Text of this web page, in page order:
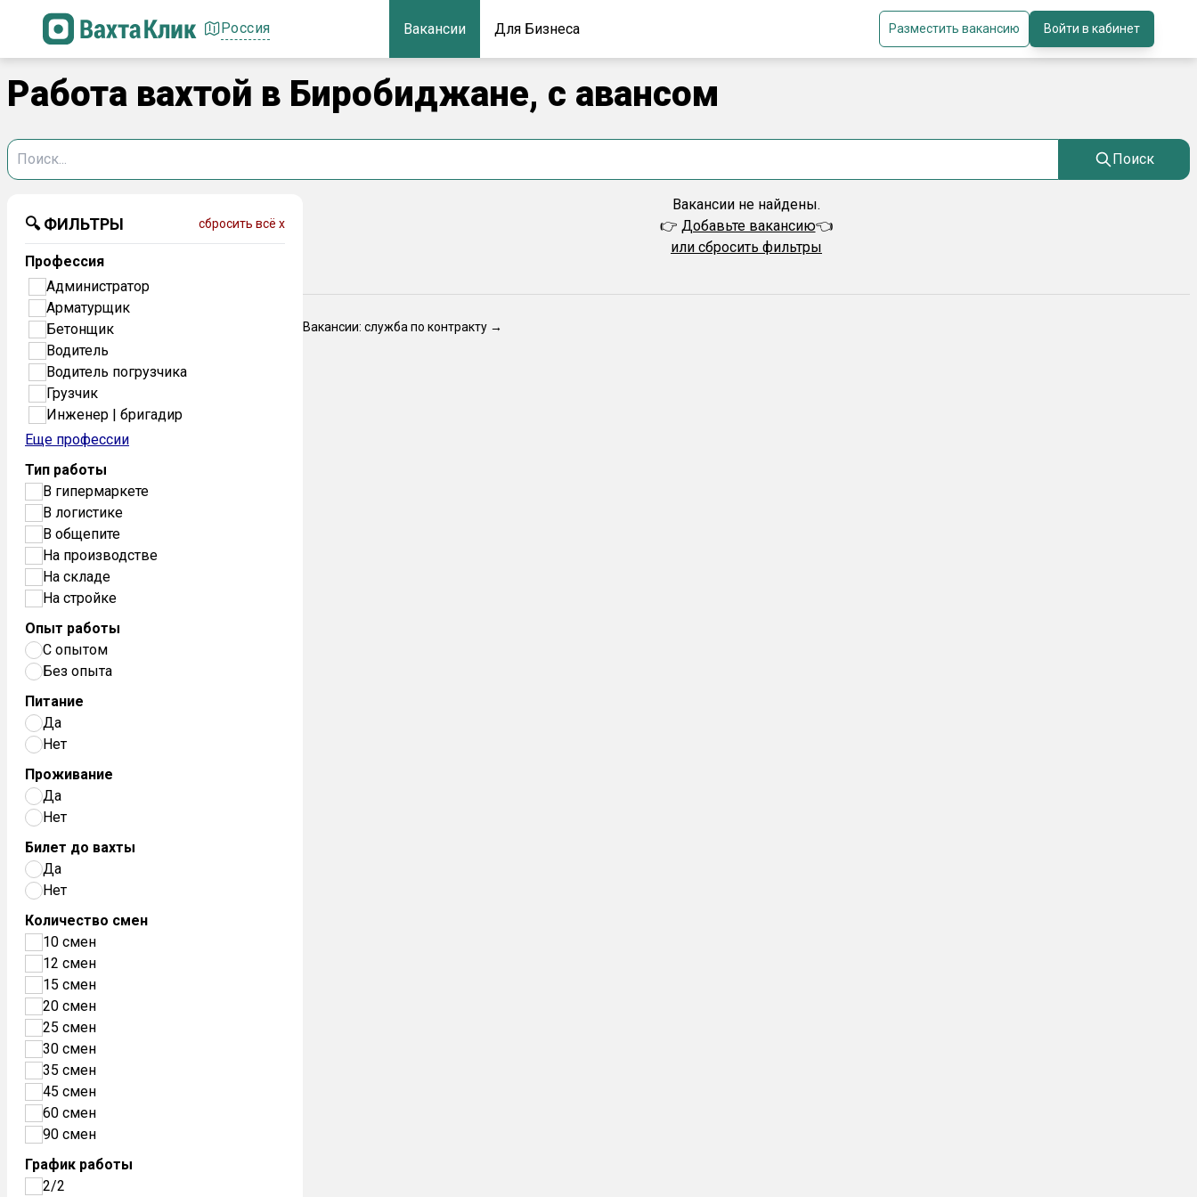
Россия Вакансии Для Бизнеса Разместить вакансию Войти в кабинет
Работа вахтой в Биробиджане, с авансом
Поиск
🔍 ФИЛЬТРЫ сбросить всё x
Профессия
Администратор
Арматурщик
Бетонщик
Водитель
Водитель погрузчика
Грузчик
Инженер | бригадир
Еще профессии
Тип работы
В гипермаркете
В логистике
В общепите
На производстве
На складе
На стройке
Опыт работы
С опытом
Без опыта
Питание
Да
Нет
Проживание
Да
Нет
Билет до вахты
Да
Нет
Количество смен
10 смен
12 смен
15 смен
20 смен
25 смен
30 смен
35 смен
45 смен
60 смен
90 смен
График работы
2/2
Вакансии не найдены.
👉 Добавьте вакансию👈
или сбросить фильтры
Вакансии: служба по контракту →